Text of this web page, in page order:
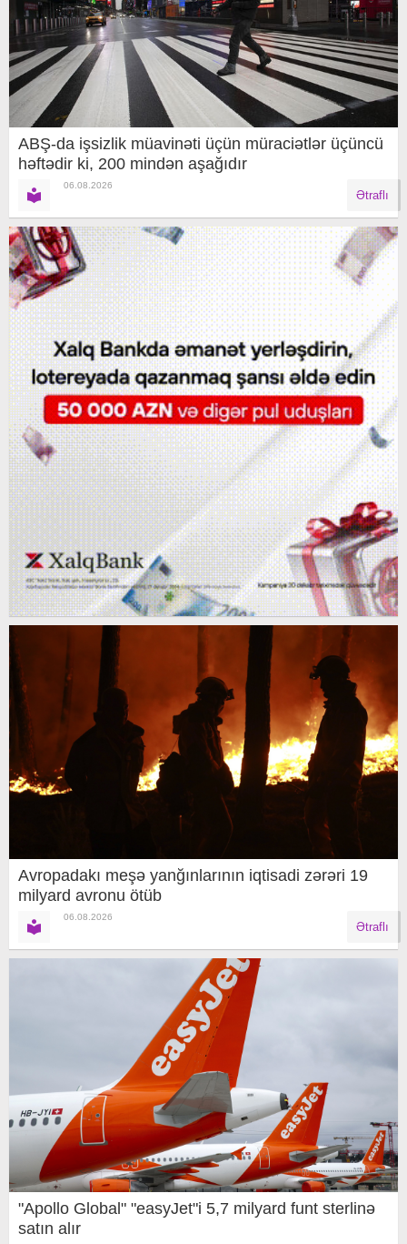
ABŞ-da işsizlik müavinəti üçün müraciətlər üçüncü
həftədir ki, 200 mindən aşağıdır
06.08.2026
Ətraflı
Avropadakı meşə yanğınlarının iqtisadi zərəri 19
milyard avronu ötüb
06.08.2026
Ətraflı
"Apollo Global" "easyJet"i 5,7 milyard funt sterlinə
satın alır